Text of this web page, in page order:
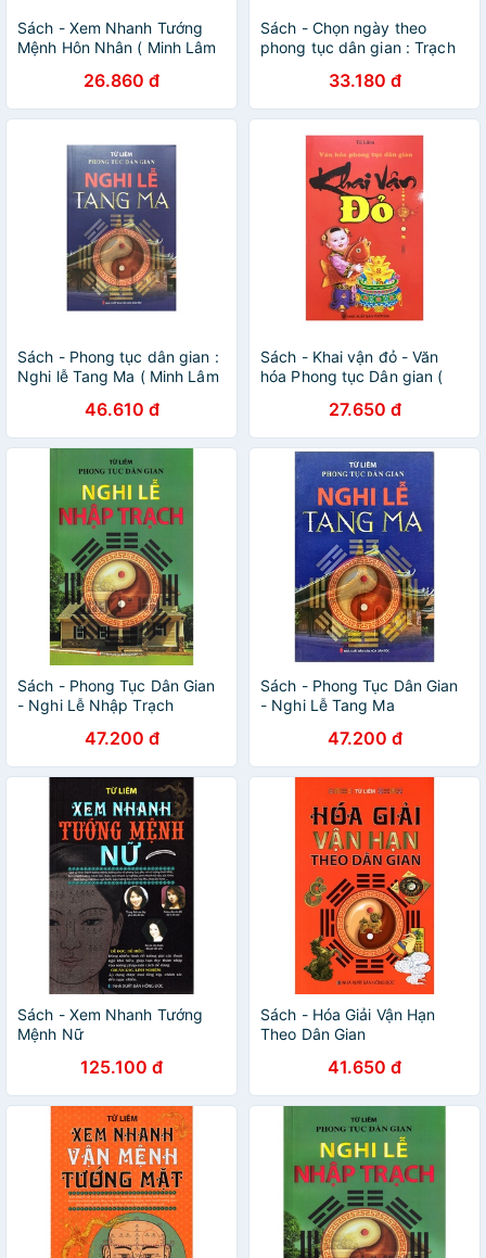
Sách - Xem Nhanh Tướng
Mệnh Hôn Nhân ( Minh Lâm
26.860 đ
Sách - Chọn ngày theo
phong tục dân gian : Trạch
33.180 đ
Sách - Phong tục dân gian :
Nghi lễ Tang Ma ( Minh Lâm
46.610 đ
Sách - Khai vận đỏ - Văn
hóa Phong tục Dân gian (
27.650 đ
Sách - Phong Tục Dân Gian
- Nghi Lễ Nhập Trạch
47.200 đ
Sách - Phong Tục Dân Gian
- Nghi Lễ Tang Ma
47.200 đ
Sách - Xem Nhanh Tướng
Mệnh Nữ
125.100 đ
Sách - Hóa Giải Vận Hạn
Theo Dân Gian
41.650 đ